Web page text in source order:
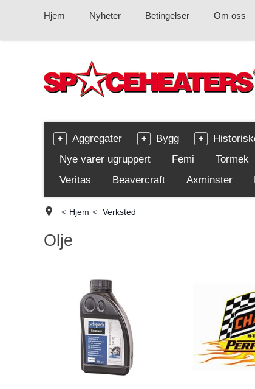
Hjem Nyheter Betingelser Om oss
Aggregater Bygg
Nye varer ugruppert
Femi Tormek
Veritas
Beavercraft Axminster
< Hjem < Verksted
Olje